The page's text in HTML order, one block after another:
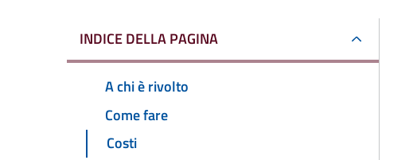
INDICE DELLA PAGINA
A chi è rivolto
Come fare
Costi